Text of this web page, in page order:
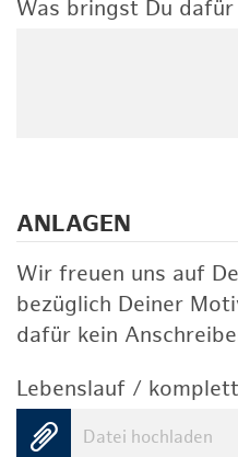
Was bringst Du dafür
ANLAGEN
Wir freuen uns auf
bezüglich Deiner
dafür kein
Lebenslauf /
Datei hochladen